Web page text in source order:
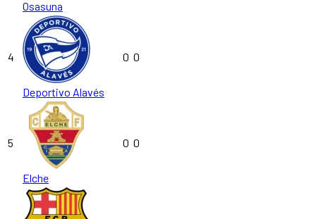
Osasuna
4
Deportivo Alavés
0 0
5
Elche
0 0